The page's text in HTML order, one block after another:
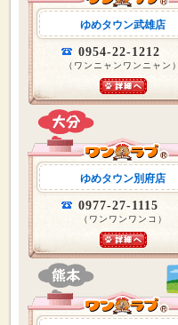
ゆめタウン武雄店
0954-22-1212
（ワンニャンワンニャン）
ゆめタウン別府店
0977-27-1115
（ワンワンワンコ）